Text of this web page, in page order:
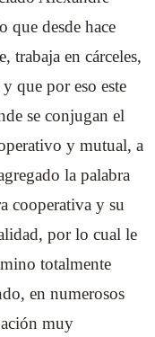
que desde hace
trabaja en cárceles,
que por eso este
se conjugan el
y mutual, a
la palabra
cooperativa y su
por lo cual le
totalmente
en numerosos
muy